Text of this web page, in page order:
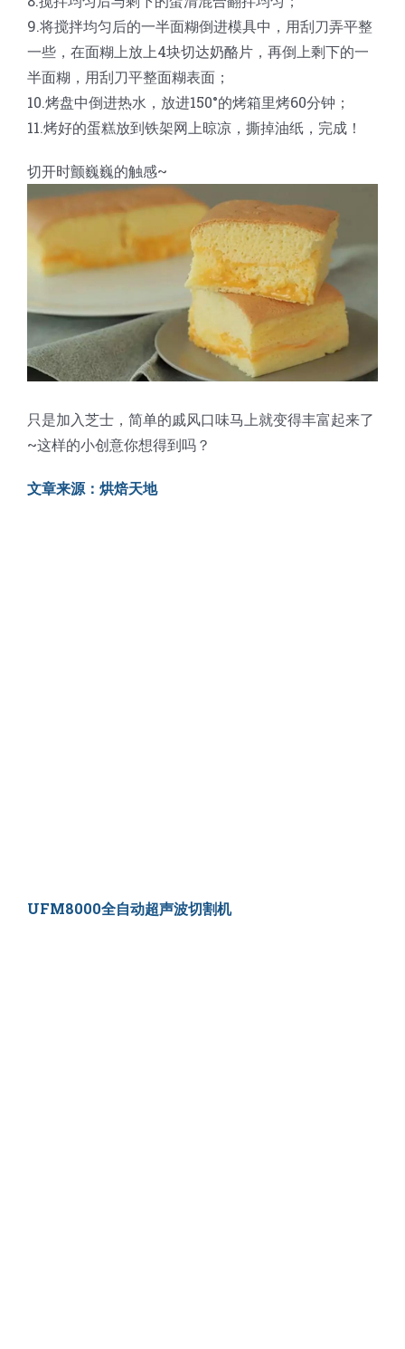
9.将搅拌均匀后的一半面糊倒进模具中，用刮刀弄平整
一些，在面糊上放上4块切达奶酪片，再倒上剩下的一
半面糊，用刮刀平整面糊表面；
10.烤盘中倒进热水，放进150°的烤箱里烤60分钟；
11.烤好的蛋糕放到铁架网上晾凉，撕掉油纸，完成！
切开时颤巍巍的触感~
只是加入芝士，简单的戚风口味马上就变得丰富起来了
~这样的小创意你想得到吗？
文章来源：烘焙天地
UFM8000全自动超声波切割机